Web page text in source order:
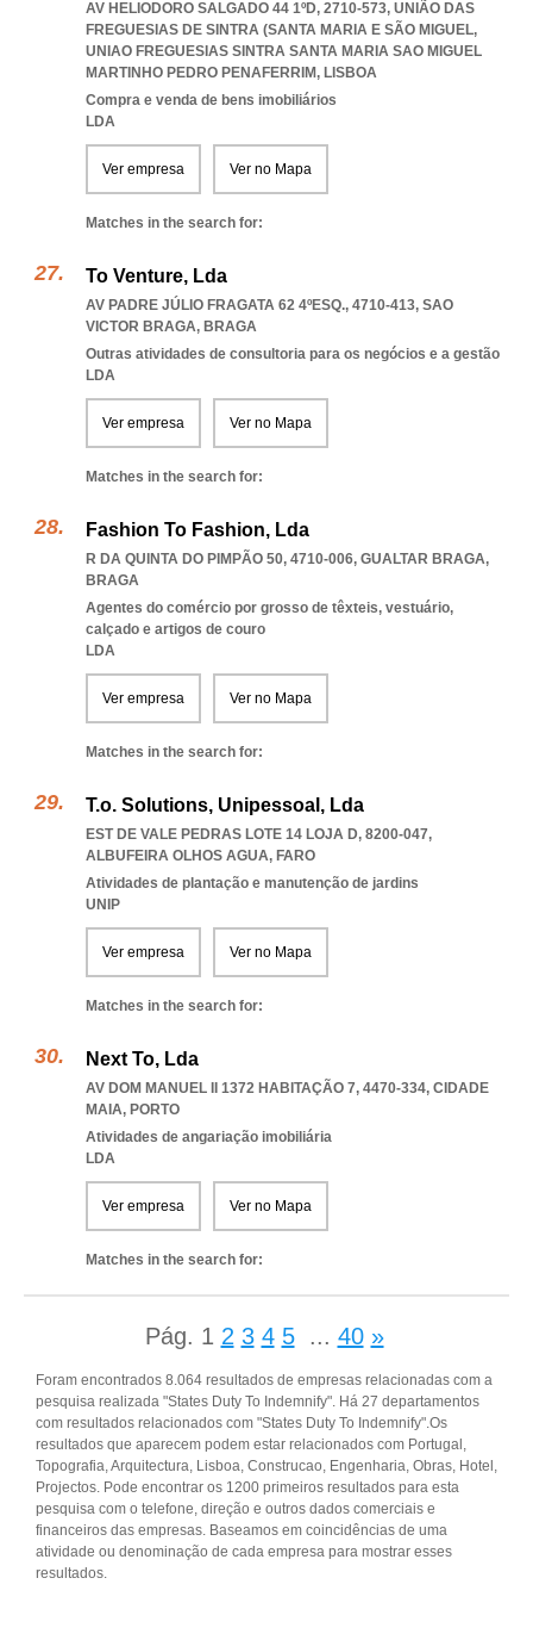
AV HELIODORO SALGADO 44 1ºD, 2710-573, UNIÃO DAS
FREGUESIAS DE SINTRA (SANTA MARIA E SÃO MIGUEL,
UNIAO FREGUESIAS SINTRA SANTA MARIA SAO MIGUEL
MARTINHO PEDRO PENAFERRIM, LISBOA
Compra e venda de bens imobiliários
LDA
Ver empresa Ver no Mapa
Matches in the search for:
To Venture, Lda
AV PADRE JÚLIO FRAGATA 62 4ºESQ., 4710-413, SAO
VICTOR BRAGA, BRAGA
Outras atividades de consultoria para os negócios e a gestão
LDA
Ver empresa Ver no Mapa
Matches in the search for:
Fashion To Fashion, Lda
R DA QUINTA DO PIMPÃO 50, 4710-006, GUALTAR BRAGA,
BRAGA
Agentes do comércio por grosso de têxteis, vestuário,
calçado e artigos de couro
LDA
Ver empresa Ver no Mapa
Matches in the search for:
T.o. Solutions, Unipessoal, Lda
EST DE VALE PEDRAS LOTE 14 LOJA D, 8200-047,
ALBUFEIRA OLHOS AGUA, FARO
Atividades de plantação e manutenção de jardins
UNIP
Ver empresa Ver no Mapa
Matches in the search for:
Next To, Lda
AV DOM MANUEL II 1372 HABITAÇÃO 7, 4470-334, CIDADE
MAIA, PORTO
Atividades de angariação imobiliária
LDA
Ver empresa Ver no Mapa
Matches in the search for:
Pág. 1 2 3 4 5 ... 40 »
Foram encontrados 8.064 resultados de empresas relacionadas com a
pesquisa realizada "States Duty To Indemnify". Há 27 departamentos
com resultados relacionados com "States Duty To Indemnify".Os
resultados que aparecem podem estar relacionados com Portugal,
Topografia, Arquitectura, Lisboa, Construcao, Engenharia, Obras, Hotel,
Projectos. Pode encontrar os 1200 primeiros resultados para esta
pesquisa com o telefone, direção e outros dados comerciais e
financeiros das empresas. Baseamos em coincidências de uma
atividade ou denominação de cada empresa para mostrar esses
resultados.